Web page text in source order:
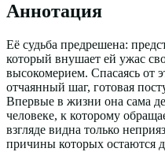
Аннотация
Её судьба предрешена:
который внушает ей ужас
высокомерием. Спасаясь от
отчаянный шаг, готовая
Впервые в жизни она сама
человеке, к которому
взгляде видна только
причины которых остаются